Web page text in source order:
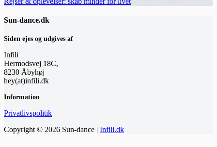
Sun-dance.dk
Siden ejes og udgives af
Infili
Hermodsvej 18C,
8230 Åbyhøj
hey(at)infili.dk
Information
Privatlivspolitik
Copyright © 2026 Sun-dance | Infili.dk